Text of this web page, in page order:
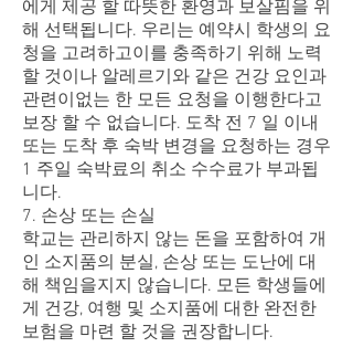
에게 제공 할 따뜻한 환영과 보살핌을 위
해 선택됩니다. 우리는 예약시 학생의 요
청을 고려하고이를 충족하기 위해 노력
할 것이나 알레르기와 같은 건강 요인과
관련이없는 한 모든 요청을 이행한다고
보장 할 수 없습니다. 도착 전 7 일 이내
또는 도착 후 숙박 변경을 요청하는 경우
1 주일 숙박료의 취소 수수료가 부과됩
니다.
7. 손상 또는 손실
학교는 관리하지 않는 돈을 포함하여 개
인 소지품의 분실, 손상 또는 도난에 대
해 책임을지지 않습니다. 모든 학생들에
게 건강, 여행 및 소지품에 대한 완전한
보험을 마련 할 것을 권장합니다.